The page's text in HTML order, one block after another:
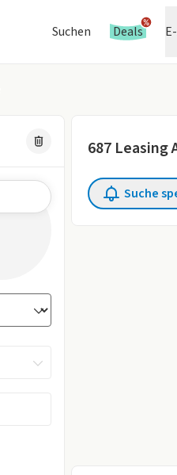
Suchen Deals
687 Leasing
Suche
2 aktive Filter